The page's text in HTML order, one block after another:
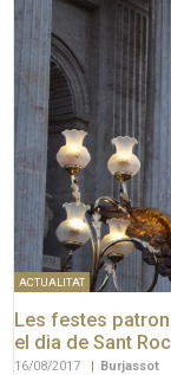
ACTUALITAT
Les festes
el dia de Sant Roc
16/08/2017 | Burjassot